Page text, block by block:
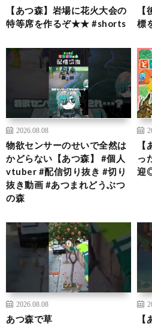
【あつ森】岩場に花火大会の
特等席を作るぞ★★ #shorts
標
2026.08.08
物欲センサーのせいで全然は
かどらない【あつ森】 #個人
vtuber #配信切り抜き #切り
抜き動画 #あつまれどうぶつ
の森
っ
迎
2026.08.08
あつ森で草